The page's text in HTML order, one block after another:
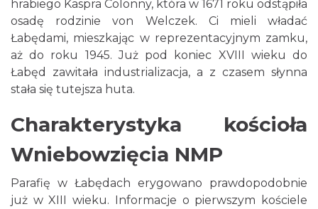
hrabiego Kaspra Colonny, która w 1671 roku odstąpiła
osadę rodzinie von Welczek. Ci mieli władać
Łabędami, mieszkając w reprezentacyjnym zamku,
aż do roku 1945. Już pod koniec XVIII wieku do
Łabęd zawitała industrializacja, a z czasem słynna
stała się tutejsza huta.
Charakterystyka kościoła
Wniebowzięcia NMP
Parafię w Łabędach erygowano prawdopodobnie
już w XIII wieku. Informacje o pierwszym kościele